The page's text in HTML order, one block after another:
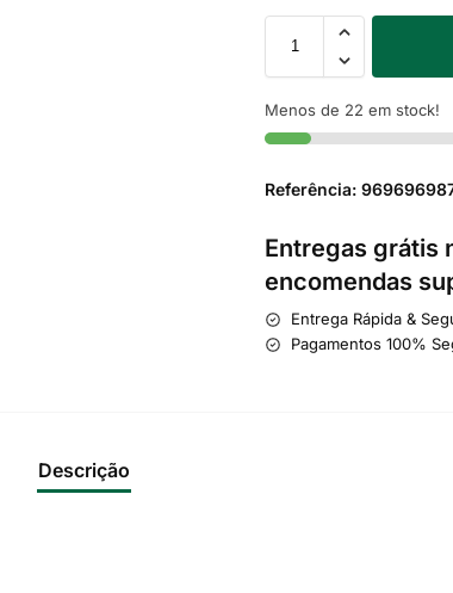
Menos de 22 em stock!
Referência:
Entregas grátis
encomendas
Entrega Rápida &
Pagamentos 100%
Descrição